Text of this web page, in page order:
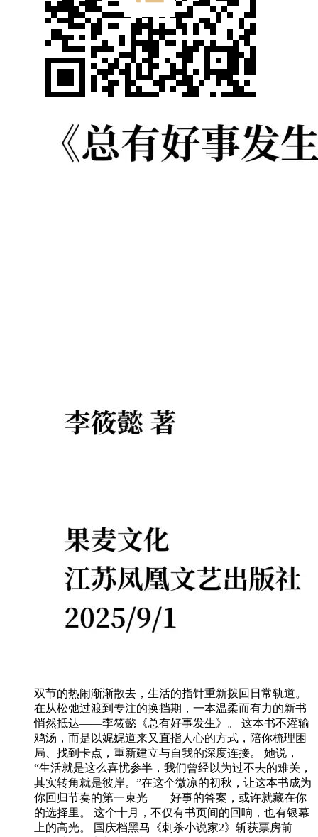
双节的热闹渐渐散去，生活的指针重新拨回日常轨道。
在从松弛过渡到专注的换挡期，一本温柔而有力的新书
悄然抵达——李筱懿《总有好事发生》。 这本书不灌输
鸡汤，而是以娓娓道来又直指人心的方式，陪你梳理困
局、找到卡点，重新建立与自我的深度连接。 她说，
“生活就是这么喜忧参半，我们曾经以为过不去的难关，
其实转角就是彼岸。”在这个微凉的初秋，让这本书成为
你回归节奏的第一束光——好事的答案，或许就藏在你
的选择里。 这个十月，不仅有书页间的回响，也有银幕
上的高光。 国庆档黑马《刺杀小说家2》斩获票房前